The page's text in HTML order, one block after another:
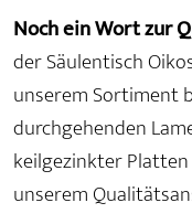
Noch ein Wort zur
der Säulentisch
unserem Sortiment
durchgehenden
keilgezinkter
unserem